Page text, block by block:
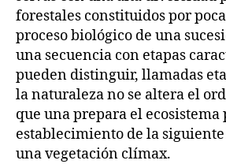
forestales constituidos por
proceso biológico de una
una secuencia con etapas
pueden distinguir, llamadas
la naturaleza no se altera el
que una prepara el ecosistema
establecimiento de la
una vegetación clímax.